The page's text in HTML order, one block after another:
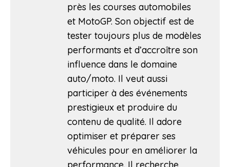
près les courses automobiles
et MotoGP. Son objectif est de
tester toujours plus de modèles
performants et d’accroître son
influence dans le domaine
auto/moto. Il veut aussi
participer à des événements
prestigieux et produire du
contenu de qualité. Il adore
optimiser et préparer ses
véhicules pour en améliorer la
performance. Il recherche